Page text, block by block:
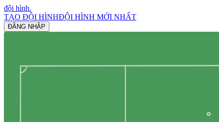
đội hình.
TẠO ĐỘI HÌNHĐỘI HÌNH MỚI NHẤT
ĐĂNG NHẬP